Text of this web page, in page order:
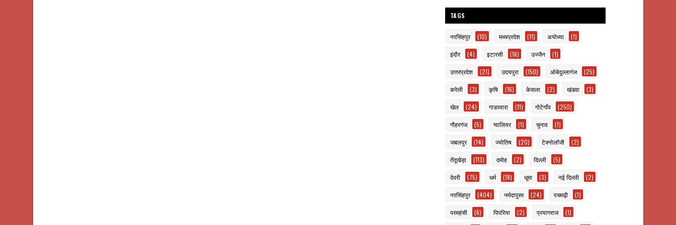
TAGS
नरसिंहपुर (10) मध्यप्रदेश (11) अयोध्या (1)
इंदौर (4) इटारसी (16) उज्जैन (1)
उत्तरप्रदेश (21) उदयपुरा (150) ओबेदुल्लागंज (25)
करेली (3) कृषि (16) केसला (2) खंडवा (3)
खेल (24) गाडरवारा (11) गोटेगाँव (250)
गौहरगंज (5) ग्वालियर (1) चुनाव (1)
जबलपुर (14) ज्योतिष (20) टेक्नोलॉजी (2)
तेंदूखेड़ा (113) दमोह (2) दिल्ली (5)
देवरी (75) धर्म (18) धूमा (3) नई दिल्ली (2)
नरसिंहपुर (404) नर्मदापुरम (24) पचमढ़ी (1)
परमहंसी (6) पिपरिया (2) प्रयागराज (1)